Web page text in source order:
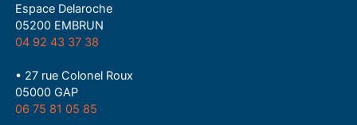
Espace Delaroche
05200 EMBRUN
04 92 43 37 38
• 27 rue Colonel Roux
05000 GAP
06 75 81 05 85